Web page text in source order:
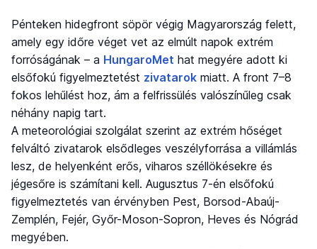
Pénteken hidegfront söpör végig Magyarország felett,
amely egy időre véget vet az elmúlt napok extrém
forróságának – a HungaroMet hat megyére adott ki
elsőfokú figyelmeztetést zivatarok miatt. A front 7–8
fokos lehűlést hoz, ám a felfrissülés valószínűleg csak
néhány napig tart.
A meteorológiai szolgálat szerint az extrém hőséget
felváltó zivatarok elsődleges veszélyforrása a villámlás
lesz, de helyenként erős, viharos széllökésekre és
jégesőre is számítani kell. Augusztus 7-én elsőfokú
figyelmeztetés van érvényben Pest, Borsod-Abaúj-
Zemplén, Fejér, Győr-Moson-Sopron, Heves és Nógrád
megyében.